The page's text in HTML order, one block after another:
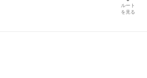
ルート
を見る